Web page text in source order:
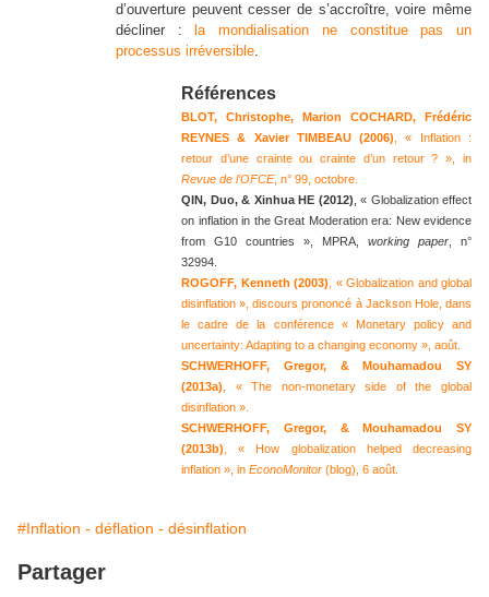
d’ouverture peuvent cesser de s’accroître, voire même
décliner :
la mondialisation ne constitue pas un
processus irréversible.
Références
BLOT, Christophe, Marion COCHARD, Frédéric
REYNES & Xavier TIMBEAU (2006) , « Inflation :
retour d’une crainte ou crainte d’un retour ? », in
Revue de l’OFCE, n° 99, octobre.
QIN, Duo, & Xinhua HE (2012) , « Globalization effect
on inflation in the Great Moderation era: New evidence
from G10 countries », MPRA, working paper , n°
32994.
ROGOFF, Kenneth (2003) , « Globalization and global
disinflation », discours prononcé à Jackson Hole, dans
le cadre de la conférence « Monetary policy and
uncertainty: Adapting to a changing economy », août.
SCHWERHOFF,
Gregor, & Mouhamadou SY
(2013a) , « The non-monetary side of the global
disinflation ».
SCHWERHOFF, Gregor, & Mouhamadou SY
(2013b) , « How globalization helped decreasing
inflation », in EconoMonitor (blog), 6 août.
#Inflation - déflation - désinflation
Partager